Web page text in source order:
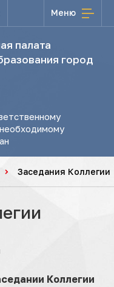
Меню
палата
город
Заседания Коллегии
Коллегии